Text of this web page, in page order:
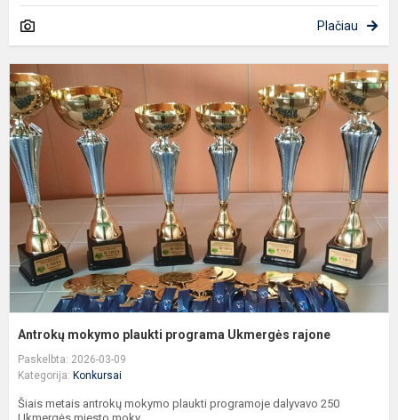
Plačiau
Antrokų mokymo plaukti programa Ukmergės rajone
Paskelbta: 2026-03-09
Kategorija: Konkursai
Šiais metais antrokų mokymo plaukti programoje dalyvavo 250